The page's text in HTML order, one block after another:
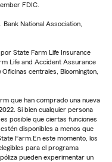
FDIC.
National Association,
State Farm Life Insurance
Life and Accident Assurance
centrales, Bloomington,
que han comprado una nueva
Si bien cualquier persona
posible que ciertas funciones
disponibles a menos que
Farm.En este momento, los
para el programa
pueden experimentar un